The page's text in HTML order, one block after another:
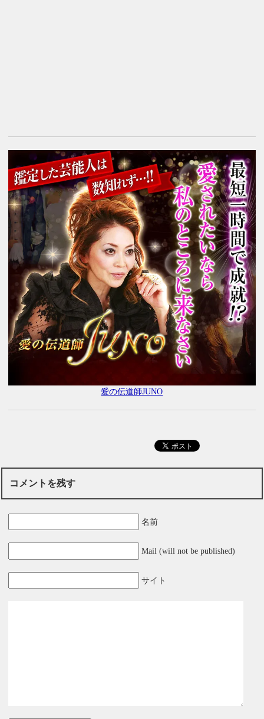
愛の伝道師JUNO
コメントを残す
名前
Mail (will not be published)
サイト